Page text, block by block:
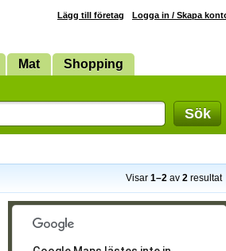
Lägg till företag Logga in / Skapa
Mat Shopping
Sök
Visar 1–2 av 2 resultat